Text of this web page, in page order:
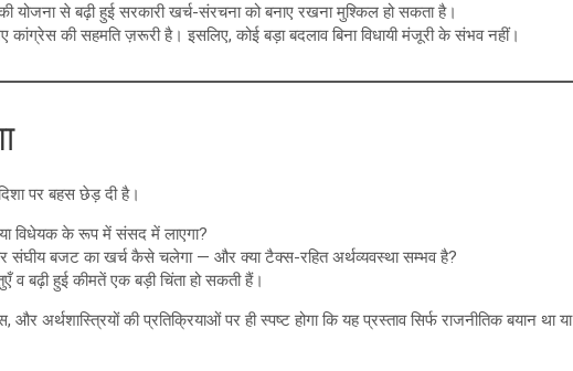
योजना से बढ़ी हुई सरकारी खर्च-संरचना को बनाए रखना मुश्किल हो सकता है।
की सहमति ज़रूरी है। इसलिए, कोई बड़ा बदलाव बिना विधायी मंजूरी के संभव नहीं।
पर बहस छेड़ दी है।
विधेयक के रूप में संसद में लाएगा?
संघीय बजट का खर्च कैसे चलेगा — और क्या टैक्स-रहित अर्थव्यवस्था सम्भव है?
बढ़ी हुई कीमतें एक बड़ी चिंता हो सकती हैं।
अर्थशास्त्रियों की प्रतिक्रियाओं पर ही स्पष्ट होगा कि यह प्रस्ताव सिर्फ राजनीतिक बयान था या